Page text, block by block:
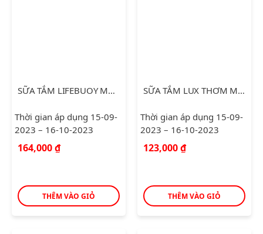
SỮA TẮM LIFEBUOY MÁT LẠNH SẢNG KHOÁI 850G
Thời gian áp dụng 15-09-
2023 – 16-10-2023
164,000₫
THÊM VÀO GIỎ
SỮA TẮM LUX THƠM MIN QUYẾN RŨ 530G
Thời gian áp dụng 15-09-
2023 – 16-10-2023
123,000₫
THÊM VÀO GIỎ